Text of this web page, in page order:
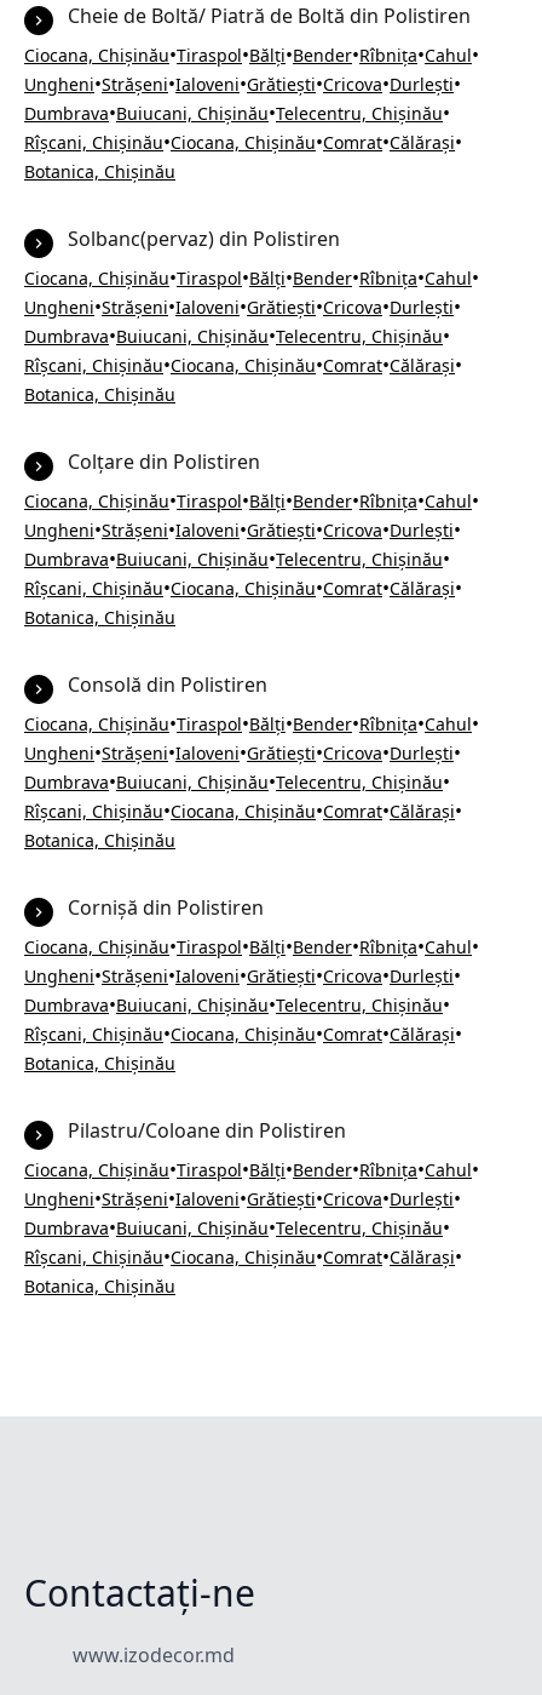
Cheie de Boltă/ Piatră de Boltă din Polistiren
Ciocana, Chișinău•Tiraspol•Bălți•Bender•Rîbnița•Cahul•
Ungheni•Strășeni•Ialoveni•Grătiești•Cricova•Durlești•
Dumbrava•Buiucani, Chișinău•Telecentru, Chișinău•
Rîșcani, Chișinău•Ciocana, Chișinău•Comrat•Călărași•
Botanica, Chișinău
Solbanc(pervaz) din Polistiren
Ciocana, Chișinău•Tiraspol•Bălți•Bender•Rîbnița•Cahul•
Ungheni•Strășeni•Ialoveni•Grătiești•Cricova•Durlești•
Dumbrava•Buiucani, Chișinău•Telecentru, Chișinău•
Rîșcani, Chișinău•Ciocana, Chișinău•Comrat•Călărași•
Botanica, Chișinău
Colțare din Polistiren
Ciocana, Chișinău•Tiraspol•Bălți•Bender•Rîbnița•Cahul•
Ungheni•Strășeni•Ialoveni•Grătiești•Cricova•Durlești•
Dumbrava•Buiucani, Chișinău•Telecentru, Chișinău•
Rîșcani, Chișinău•Ciocana, Chișinău•Comrat•Călărași•
Botanica, Chișinău
Consolă din Polistiren
Ciocana, Chișinău•Tiraspol•Bălți•Bender•Rîbnița•Cahul•
Ungheni•Strășeni•Ialoveni•Grătiești•Cricova•Durlești•
Dumbrava•Buiucani, Chișinău•Telecentru, Chișinău•
Rîșcani, Chișinău•Ciocana, Chișinău•Comrat•Călărași•
Botanica, Chișinău
Cornișă din Polistiren
Ciocana, Chișinău•Tiraspol•Bălți•Bender•Rîbnița•Cahul•
Ungheni•Strășeni•Ialoveni•Grătiești•Cricova•Durlești•
Dumbrava•Buiucani, Chișinău•Telecentru, Chișinău•
Rîșcani, Chișinău•Ciocana, Chișinău•Comrat•Călărași•
Botanica, Chișinău
Pilastru/Coloane din Polistiren
Ciocana, Chișinău•Tiraspol•Bălți•Bender•Rîbnița•Cahul•
Ungheni•Strășeni•Ialoveni•Grătiești•Cricova•Durlești•
Dumbrava•Buiucani, Chișinău•Telecentru, Chișinău•
Rîșcani, Chișinău•Ciocana, Chișinău•Comrat•Călărași•
Botanica, Chișinău
Contactați-ne
www.izodecor.md